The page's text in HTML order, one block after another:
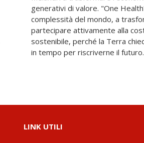
in tempo per riscriverne il futuro.
LINK UTILI